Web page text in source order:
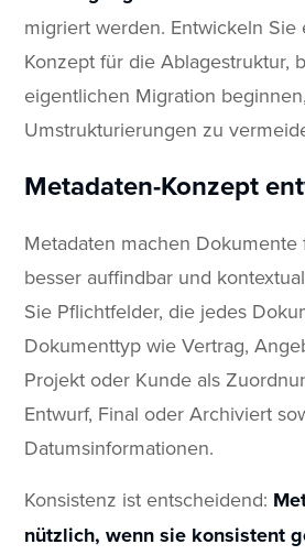
migriert werden. Entwickeln Sie
Konzept für die Ablagestruktur,
eigentlichen Migration
Umstrukturierungen zu
Metadaten-Konzept
Metadaten machen
besser auffindbar und
Sie Pflichtfelder, die jedes
Dokumenttyp wie Vertrag,
Projekt oder Kunde als
Entwurf, Final oder Archiviert
Datumsinformationen.
Konsistenz ist entscheidend:
nützlich, wenn sie konsistent